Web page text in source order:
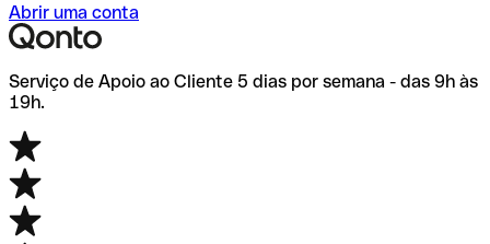
Abrir uma conta
Serviço de Apoio ao Cliente 5 dias por semana - das 9h às
19h.